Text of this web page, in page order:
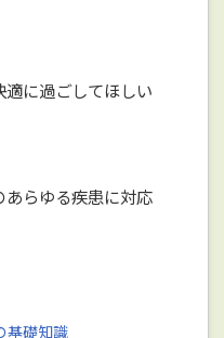
に過ごしてほしい
あらゆる疾患に対応
基礎知識